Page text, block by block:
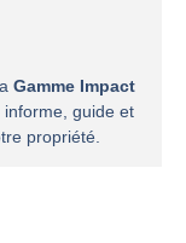
Gamme Impact
informe, guide et
propriété.